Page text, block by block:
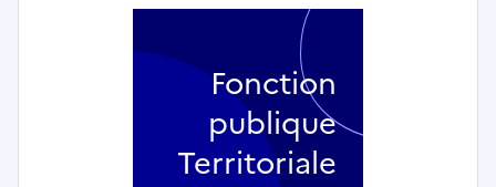
Fonction
publique
Territoriale